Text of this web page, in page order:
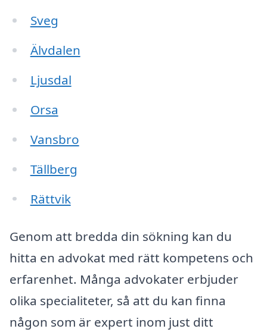
Sveg
Älvdalen
Ljusdal
Orsa
Vansbro
Tällberg
Rättvik
Genom att bredda din sökning kan du
hitta en advokat med rätt kompetens och
erfarenhet. Många advokater erbjuder
olika specialiteter, så att du kan finna
någon som är expert inom just ditt